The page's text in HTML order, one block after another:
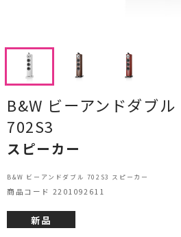
オーディオその他
AVアンプ
ＴＶ・レコーダー・プレーヤー
プロジェクター・スクリーン
サウンドバー・アンプ内蔵型スピーカー
B&W ビーアンドダブル
702S3
スピーカー
B&W ビーアンドダブル 702S3 スピーカー
商品コード 2201092611
新品